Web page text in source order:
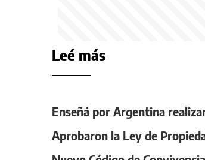
Leé más
Enseñá por Argentina
Aprobaron la Ley de